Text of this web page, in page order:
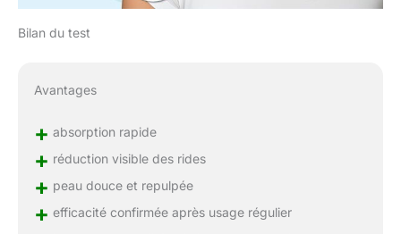
Bilan du test
Avantages
+ absorption rapide
+ réduction visible des rides
+ peau douce et repulpée
+ efficacité confirmée après usage régulier